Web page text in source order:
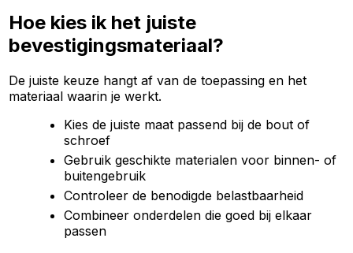
Hoe kies ik het juiste
bevestigingsmateriaal?
De juiste keuze hangt af van de toepassing en het
materiaal waarin je werkt.
Kies de juiste maat passend bij de bout of
schroef
Gebruik geschikte materialen voor binnen- of
buitengebruik
Controleer de benodigde belastbaarheid
Combineer onderdelen die goed bij elkaar
passen